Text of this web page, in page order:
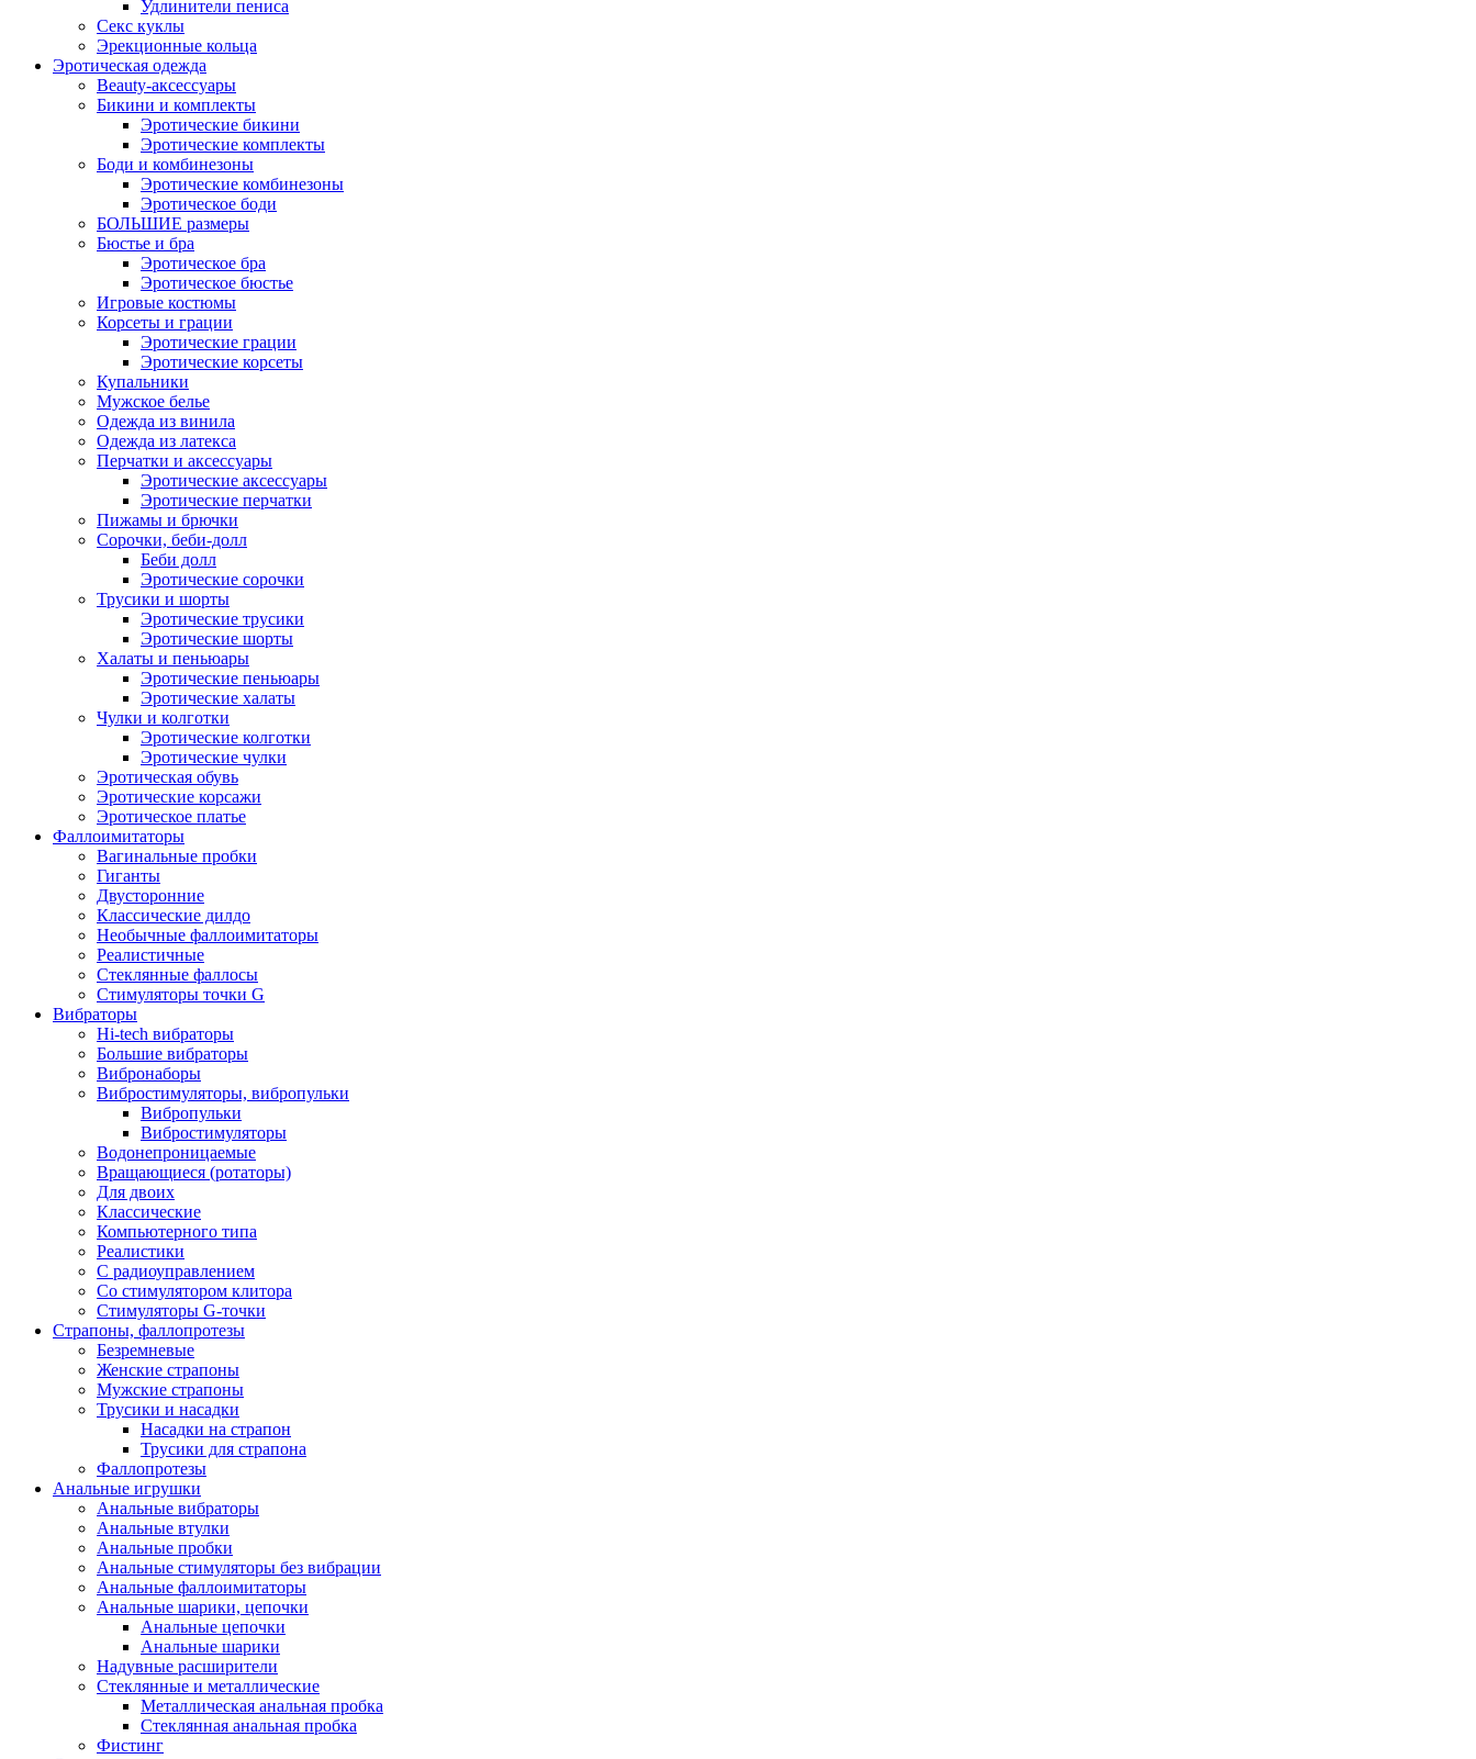
Удлинители пениса
Секс куклы
Эрекционные кольца
Эротическая одежда
Beauty-аксессуары
Бикини и комплекты
Эротические бикини
Эротические комплекты
Боди и комбинезоны
Эротические комбинезоны
Эротическое боди
БОЛЬШИЕ размеры
Бюстье и бра
Эротическое бра
Эротическое бюстье
Игровые костюмы
Корсеты и грации
Эротические грации
Эротические корсеты
Купальники
Мужское белье
Одежда из винила
Одежда из латекса
Перчатки и аксессуары
Эротические аксессуары
Эротические перчатки
Пижамы и брючки
Сорочки, беби-долл
Беби долл
Эротические сорочки
Трусики и шорты
Эротические трусики
Эротические шорты
Халаты и пеньюары
Эротические пеньюары
Эротические халаты
Чулки и колготки
Эротические колготки
Эротические чулки
Эротическая обувь
Эротические корсажи
Эротическое платье
Фаллоимитаторы
Вагинальные пробки
Гиганты
Двусторонние
Классические дилдо
Необычные фаллоимитаторы
Реалистичные
Стеклянные фаллосы
Стимуляторы точки G
Вибраторы
Hi-tech вибраторы
Большие вибраторы
Вибронаборы
Вибростимуляторы, вибропульки
Вибропульки
Вибростимуляторы
Водонепроницаемые
Вращающиеся (ротаторы)
Для двоих
Классические
Компьютерного типа
Реалистики
С радиоуправлением
Со стимулятором клитора
Стимуляторы G-точки
Страпоны, фаллопротезы
Безремневые
Женские страпоны
Мужские страпоны
Трусики и насадки
Насадки на страпон
Трусики для страпона
Фаллопротезы
Анальные игрушки
Анальные вибраторы
Анальные втулки
Анальные пробки
Анальные стимуляторы без вибрации
Анальные фаллоимитаторы
Анальные шарики, цепочки
Анальные цепочки
Анальные шарики
Надувные расширители
Стеклянные и металлические
Металлическая анальная пробка
Стеклянная анальная пробка
Фистинг